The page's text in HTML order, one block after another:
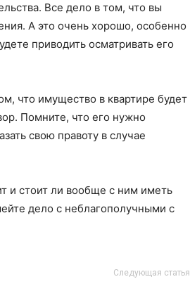
Все дело в том, что вы
А это очень хорошо, особенно
приводить осматривать его
что имущество в квартире будет
Помните, что его нужно
свою правоту в случае
и стоит ли вообще с ним иметь
дело с неблагополучными с
Следующая статья